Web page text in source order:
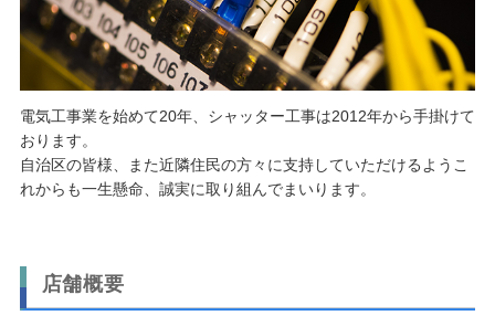
電気工事業を始めて20年、シャッター工事は2012年から手掛けて
おります。
自治区の皆様、また近隣住民の方々に支持していただけるようこ
れからも一生懸命、誠実に取り組んでまいります。
店舗概要